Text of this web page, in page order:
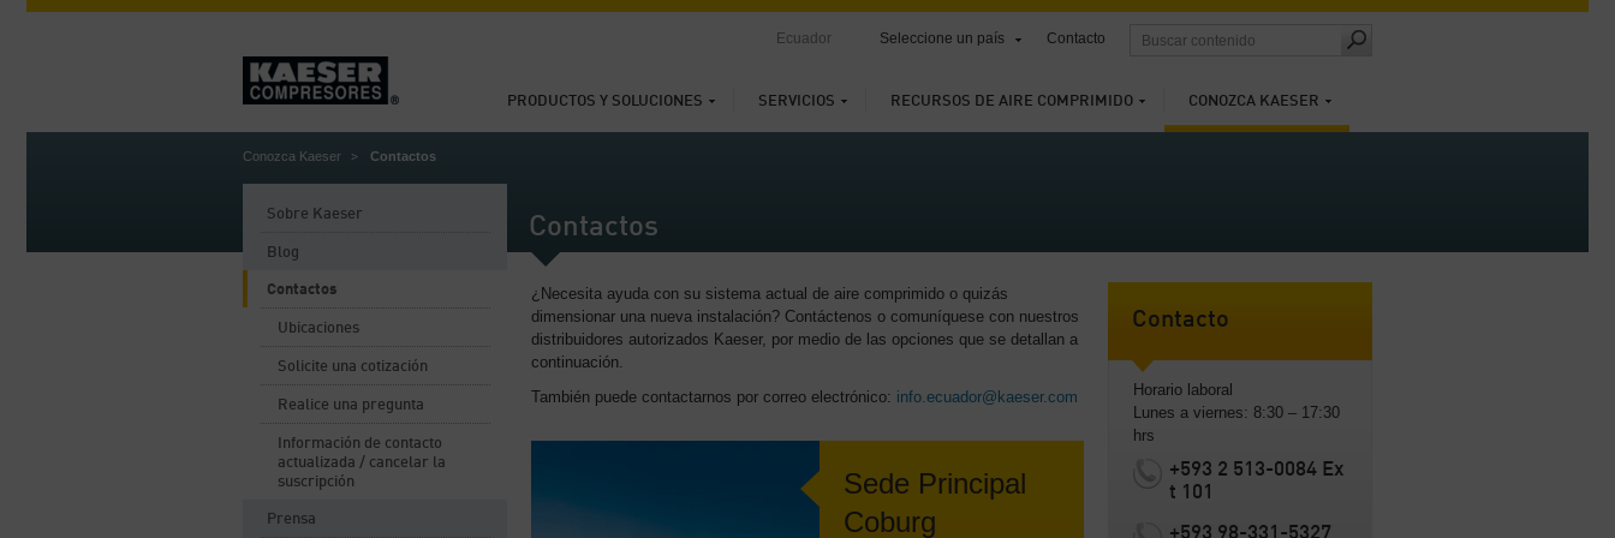
PRODUCTOS Y SOLUCIONES SERVICIOS RECURSOS DE AIRE COMPRIMIDO CONOZCA KAESER
Ecuador Seleccione un país Contacto
Conozca Kaeser Contactos
Contactos
Sobre Kaeser
Blog
Contactos
Ubicaciones
Solicite una cotización
Realice una pregunta
Información de contacto
actualizada / cancelar la
suscripción
Prensa
¿Necesita ayuda con su sistema actual de aire comprimido o quizás
dimensionar una nueva instalación? Contáctenos o comuníquese con nuestros
distribuidores autorizados Kaeser, por medio de las opciones que se detallan a
continuación.
También puede contactarnos por correo electrónico: info.ecuador@kaeser.com
Sede Principal
Coburg
Contacto
Horario laboral
Lunes a viernes: 8:30 – 17:30
hrs
+593 2 513-0084 Ex
t 101
+593 98-331-5327